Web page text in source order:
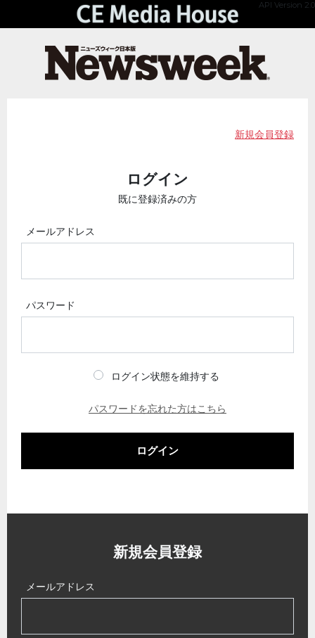
API Version 2.0
新規会員登録
ログイン
既に登録済みの方
メールアドレス
パスワード
ログイン状態を維持する
パスワードを忘れた方はこちら
ログイン
新規会員登録
メールアドレス